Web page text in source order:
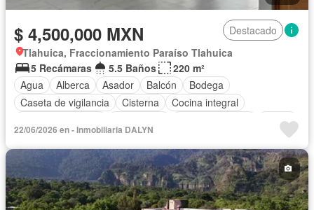
$ 4,500,000 MXN
Destacado
Tlahuica, Fraccionamiento Paraíso Tlahuica
5 Recámaras
5.5 Baños
220 m²
Agua
Alberca Asador Balcón
Bodega
Caseta de vigilancia
Cisterna
Cocina integral
Jardín
Recámara con closet
Sin amueblar
22/06/2026 en - Inmobiliaria DALYN